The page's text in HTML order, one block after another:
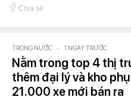
Chia sẻ
TRONG NƯỚC - 1 NGÀY TRƯỚC
Nằm trong top 4 thị
thêm đại lý và kho
21.000 xe mới bán ra